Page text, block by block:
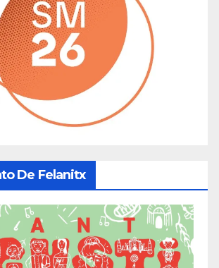
De Felanitx